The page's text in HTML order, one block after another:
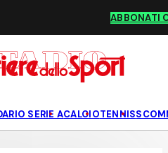
ABBONATI
SERIE ACALCIOTENNIS